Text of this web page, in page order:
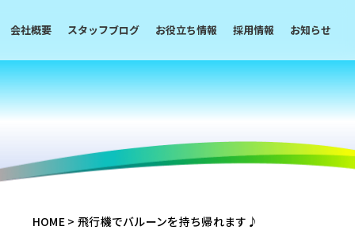
会社概要 スタッフブログ お役立ち情報 採用情報 お知らせ
HOME> 飛行機でバルーンを持ち帰れます♪